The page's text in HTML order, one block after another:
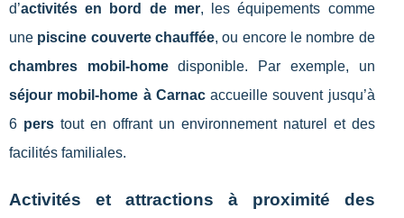
d’activités en bord de mer, les équipements comme
une piscine couverte chauffée, ou encore le nombre de
chambres mobil-homedisponible. Par exemple, un
séjour mobil-home à Carnacaccueille souvent jusqu’à
6 perstout en offrant un environnement naturel et des
facilités familiales.
Activités et attractions à proximité des